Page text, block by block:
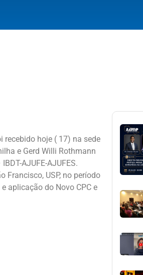
recebido hoje ( 17) na sede
e Gerd Willi Rothmann
AJUFE-AJUFES.
Francisco, USP, no período
aplicação do Novo CPC e